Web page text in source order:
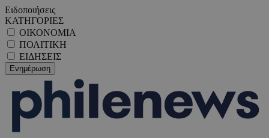
Ειδοποιήσεις
ΚΑΤΗΓΟΡΙΕΣ
ΟΙΚΟΝΟΜΙΑ
ΠΟΛΙΤΙΚΗ
ΕΙΔΗΣΕΙΣ